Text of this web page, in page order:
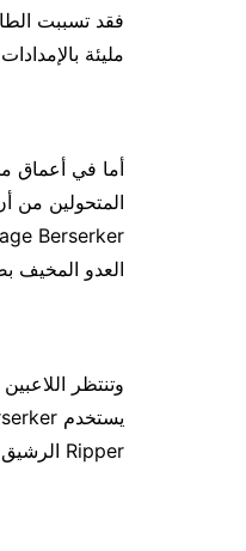
مليئة
العدو المخيف
وتنتظر
Ripper الرشيق القفز والاندفاع بسرعة للهجوم وتجنب الضربات. ‎